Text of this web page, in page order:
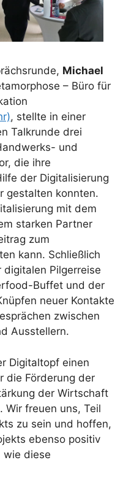
Michael
– Büro für
, stellte in einer
Talkrunde drei
und
die ihre
der Digitalisierung
gestalten konnten.
mit dem
starken Partner
zum
kann. Schließlich
Pilgerreise
Buffet und der
neuer Kontakte
zwischen
Ausstellern.
Digitaltopf einen
die Förderung der
der Wirtschaft
Wir freuen uns, Teil
zu sein und hoffen,
ebenso positiv
wie diese